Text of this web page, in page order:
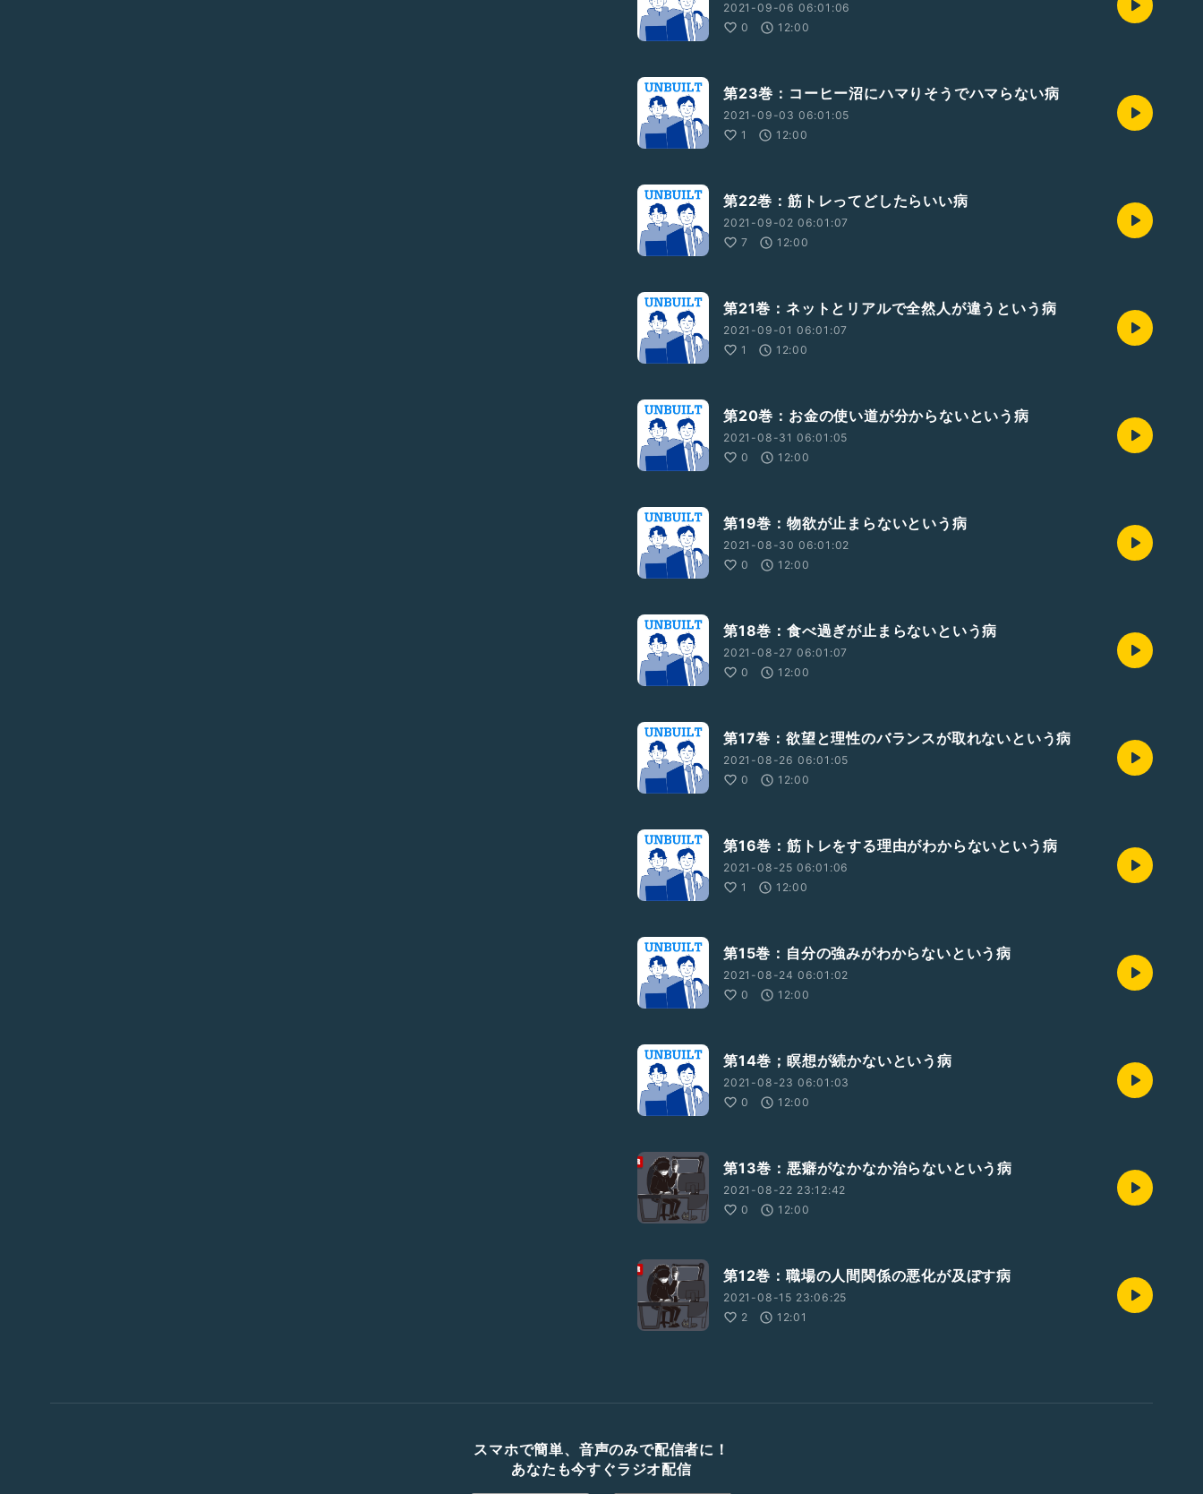
2021-09-06 06:01:06
0
12:00
第23巻：コーヒー沼にハマりそうでハマらない病
2021-09-03 06:01:05
1
12:00
第22巻：筋トレってどしたらいい病
2021-09-02 06:01:07
7
12:00
第21巻：ネットとリアルで全然人が違うという病
2021-09-01 06:01:07
1
12:00
第20巻：お金の使い道が分からないという病
2021-08-31 06:01:05
0
12:00
第19巻：物欲が止まらないという病
2021-08-30 06:01:02
0
12:00
第18巻：食べ過ぎが止まらないという病
2021-08-27 06:01:07
0
12:00
第17巻：欲望と理性のバランスが取れないという病
2021-08-26 06:01:05
0
12:00
第16巻：筋トレをする理由がわからないという病
2021-08-25 06:01:06
1
12:00
第15巻：自分の強みがわからないという病
2021-08-24 06:01:02
0
12:00
第14巻；瞑想が続かないという病
2021-08-23 06:01:03
0
12:00
第13巻：悪癖がなかなか治らないという病
2021-08-22 23:12:42
0
12:00
第12巻：職場の人間関係の悪化が及ぼす病
2021-08-15 23:06:25
2
12:01
スマホで簡単、音声のみで配信者に！
あなたも今すぐラジオ配信